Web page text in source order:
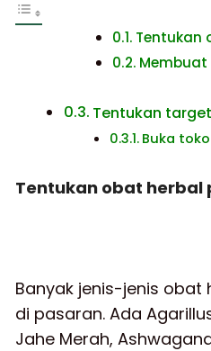
Tentukan
Membuat
Tentukan
Buka
Tentukan obat herbal
Banyak jenis-jenis obat
di pasaran. Ada
Jahe Merah,